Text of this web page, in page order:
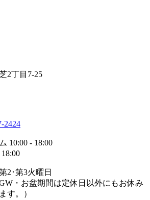
2丁目7-25
2424
10:00 - 18:00
2･第3火曜日
・お盆期間は定休日以外にもお休み
す。）